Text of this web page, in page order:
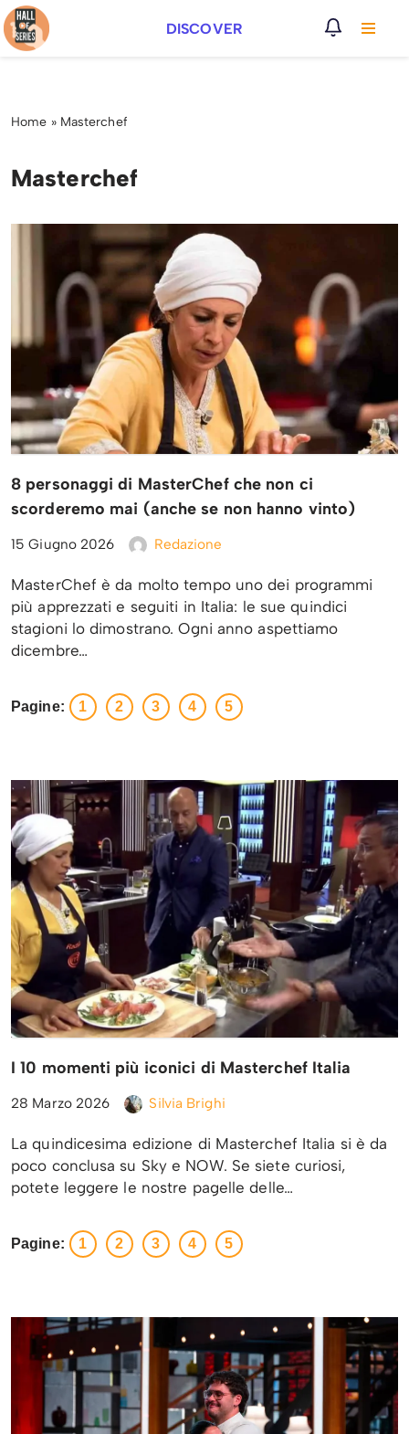
Vai
DISCOVER
Home » Masterchef
Masterchef
8 personaggi di MasterChef che non ci
scorderemo mai (anche se non hanno vinto)
15 Giugno 2026 Redazione
MasterChef è da molto tempo uno dei programmi
più apprezzati e seguiti in Italia: le sue quindici
stagioni lo dimostrano. Ogni anno aspettiamo
dicembre…
Pagine: 1 2 3 4 5
I 10 momenti più iconici di Masterchef Italia
28 Marzo 2026 Silvia Brighi
La quindicesima edizione di Masterchef Italia si è da
poco conclusa su Sky e NOW. Se siete curiosi,
potete leggere le nostre pagelle delle…
Pagine: 1 2 3 4 5